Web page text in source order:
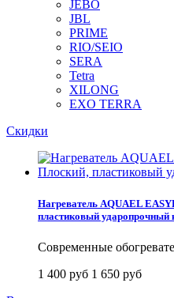
JEBO
JBL
PRIME
RIO/SEIO
SERA
Tetra
XILONG
EXO TERRA
Скидки
Нагреватель AQUAEL
пластиковый ударопрочный
Современные
1 400 руб 1 650 руб